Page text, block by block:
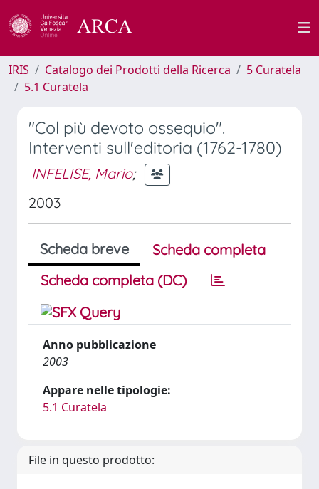
IRIS Catalogo dei Prodotti della Ricerca
5 Curatela
5.1 Curatela
"Col più devoto ossequio".
Interventi sull'editoria (1762-1780)
INFELISE, Mario;
2003
Scheda breve
Scheda completa
Scheda completa (DC)
Anno pubblicazione
2003
Appare nelle tipologie:
5.1 Curatela
File in questo prodotto: